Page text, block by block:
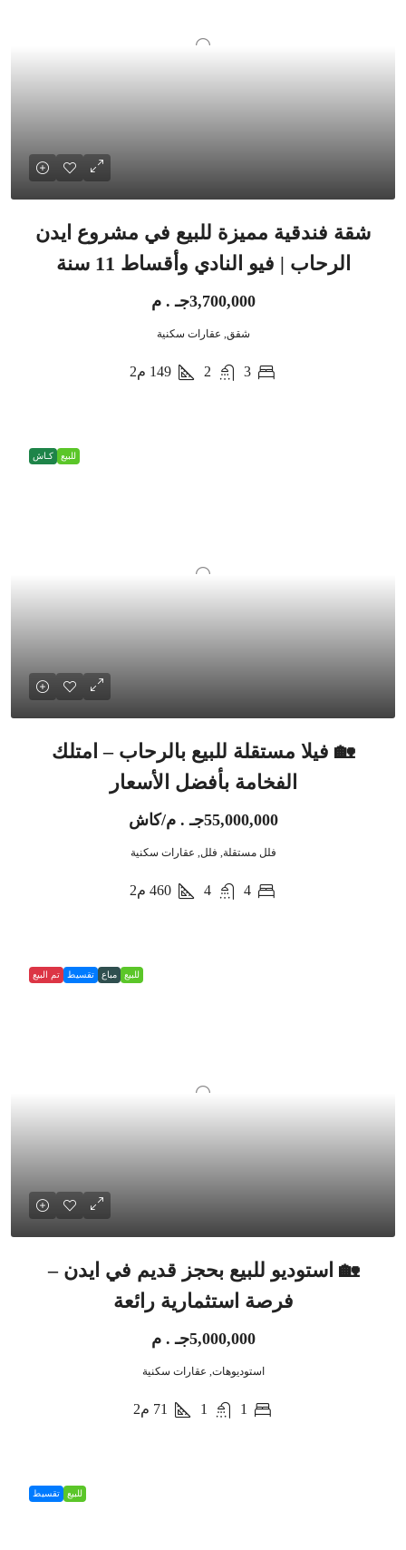
شقة فندقية مميزة للبيع في مشروع ايدن
الرحاب | فيو النادي وأقساط 11 سنة
3,700,000جـ . م
شقق, عقارات سكنية
3
2
149 م2
للبيع كـاش
🏡 فيلا مستقلة للبيع بالرحاب – امتلك
الفخامة بأفضل الأسعار
55,000,000جـ . م/كاش
فلل مستقلة, فلل, عقارات سكنية
4
4
460 م2
للبيع مباع تقسيط تم البيع
🏡 استوديو للبيع بحجز قديم في ايدن –
فرصة استثمارية رائعة
5,000,000جـ . م
استوديوهات, عقارات سكنية
1
1
71 م2
للبيع تقسيط